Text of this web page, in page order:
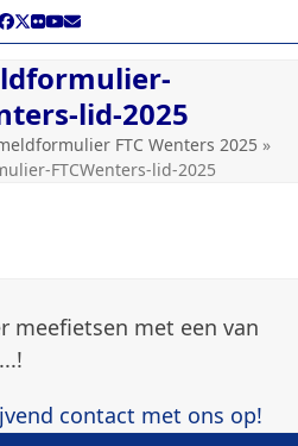
Facebook
Twitter
Flickr
YouTube
E-
mail
lid-2025
FTC Wenters 2025 »
FTCWenters-lid-2025
meefietsen met een van
contact met ons op!